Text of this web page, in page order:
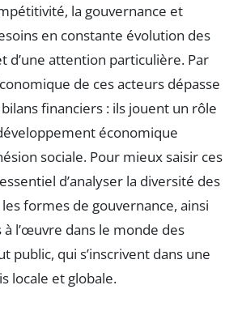
la gouvernance et
en constante évolution des
d’une attention particulière. Par
de ces acteurs dépasse
financiers : ils jouent un rôle
économique
sociale. Pour mieux saisir ces
d’analyser la diversité des
formes de gouvernance, ainsi
l’œuvre dans le monde des
public, qui s’inscrivent dans une
locale et globale.